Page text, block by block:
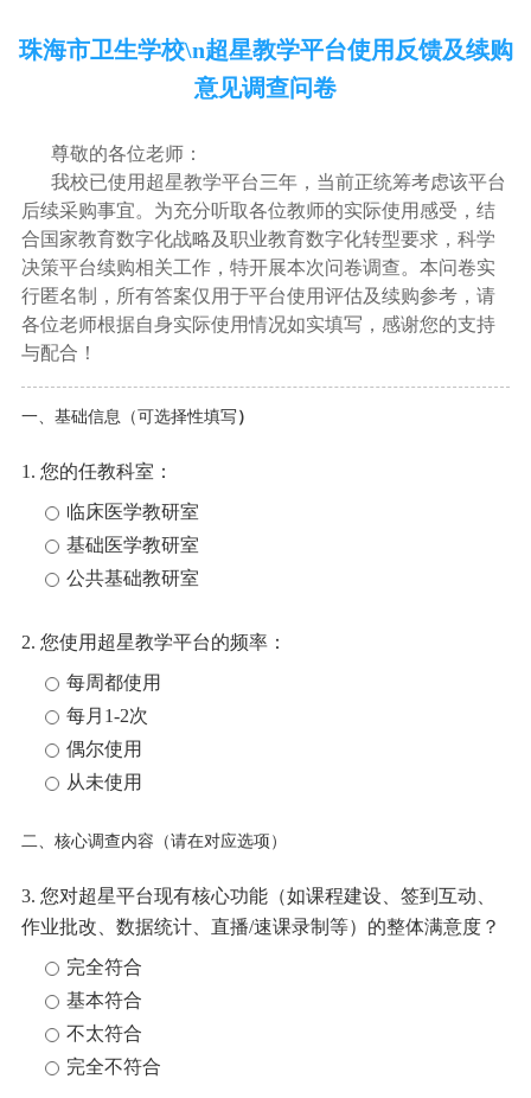
珠海市卫生学校\n超星教学平台使用反馈及续购
意见调查问卷
尊敬的各位老师：
我校已使用超星教学平台三年，当前正统筹考虑该平台
后续采购事宜。为充分听取各位教师的实际使用感受，结
合国家教育数字化战略及职业教育数字化转型要求，科学
决策平台续购相关工作，特开展本次问卷调查。本问卷实
行匿名制，所有答案仅用于平台使用评估及续购参考，请
各位老师根据自身实际使用情况如实填写，感谢您的支持
与配合！
一、基础信息（可选择性填写 ）
1. 您的任教科室：
临床医学教研室
基础医学教研室
公共基础教研室
2. 您使用超星教学平台的频率：
每周都使用
每月1-2次
偶尔使用
从未使用
二、核心调查内容（请在对应选项）
3. 您对超星平台现有核心功能（如课程建设、签到互动、
作业批改、数据统计、直播/速课录制等）的整体满意度？
完全符合
基本符合
不太符合
完全不符合